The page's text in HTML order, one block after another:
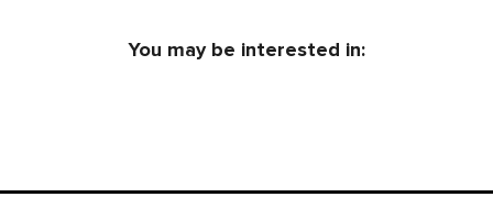
You may be interested in: